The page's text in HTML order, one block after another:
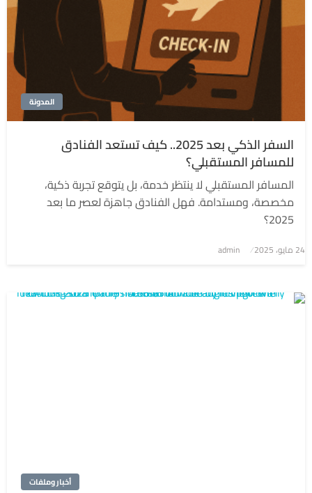
المدونة
السفر الذكي بعد 2025.. كيف تستعد الفنادق
للمسافر المستقبلي؟
المسافر المستقبلي لا ينتظر خدمة، بل يتوقع تجربة ذكية،
مخصصة، ومستدامة. فهل الفنادق جاهزة لعصر ما بعد
2025؟
نُشر
24 مايو، 2025 admin
أخبار وملفات